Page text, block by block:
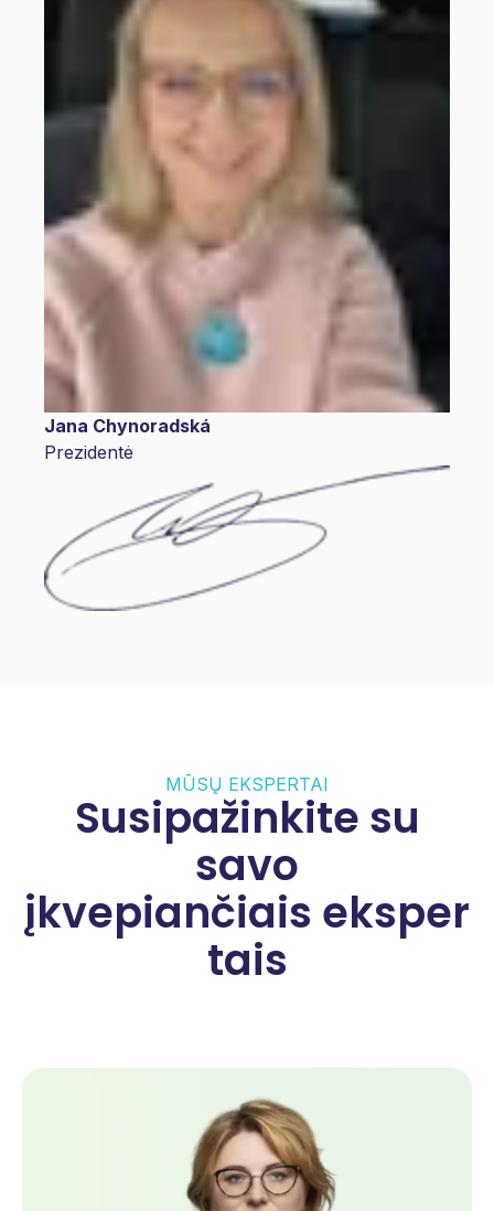
Jana Chynoradská
Prezidentė
MŪSŲ EKSPERTAI
Susipažinkite su
savo
įkvepiančiais eksper
tais